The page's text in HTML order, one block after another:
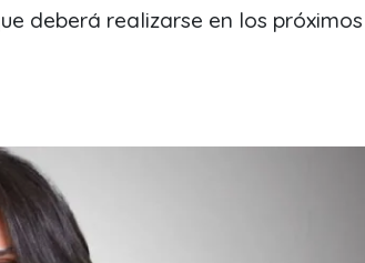
deberá realizarse en los próximos